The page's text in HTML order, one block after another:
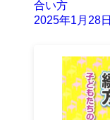
合い方
2025年1月28日